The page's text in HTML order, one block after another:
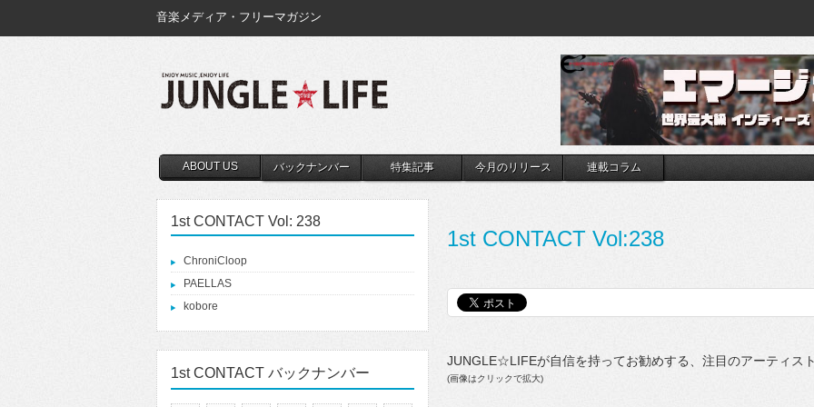
音楽メディア・フリーマガジン
ABOUT US バックナンバー 特集記事 今月のリリース 連載コラム
1st CONTACT Vol:238
JUNGLE☆LIFEが自信を持ってお勧めする、注目のアーティス
(画像はクリックで拡大)
1st CONTACT Vol: 238
ChroniCloop
PAELLAS
kobore
1st CONTACT バックナンバー